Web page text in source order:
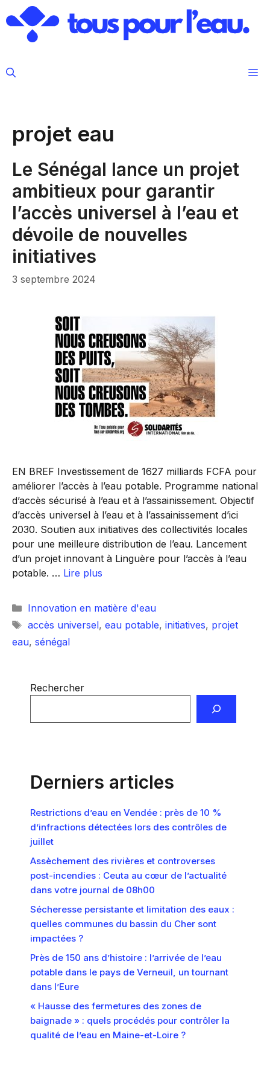
au
contenu
projet eau
Le Sénégal lance un projet
ambitieux pour garantir
l’accès universel à l’eau et
dévoile de nouvelles
initiatives
3 septembre 2024
EN BREF Investissement de 1627 milliards FCFA pour
améliorer l’accès à l’eau potable. Programme national
d’accès sécurisé à l’eau et à l’assainissement. Objectif
d’accès universel à l’eau et à l’assainissement d’ici
2030. Soutien aux initiatives des collectivités locales
pour une meilleure distribution de l’eau. Lancement
d’un projet innovant à Linguère pour l’accès à l’eau
potable. … Lire plus
Catégories
Innovation en matière d'eau
Étiquettes
accès universel, eau potable, initiatives, projet
eau, sénégal
Rechercher
Derniers articles
Restrictions d’eau en Vendée : près de 10 %
d’infractions détectées lors des contrôles de
juillet
Assèchement des rivières et controverses
post-incendies : Ceuta au cœur de l’actualité
dans votre journal de 08h00
Sécheresse persistante et limitation des eaux :
quelles communes du bassin du Cher sont
impactées ?
Près de 150 ans d’histoire : l’arrivée de l’eau
potable dans le pays de Verneuil, un tournant
dans l’Eure
« Hausse des fermetures des zones de
baignade » : quels procédés pour contrôler la
qualité de l’eau en Maine-et-Loire ?